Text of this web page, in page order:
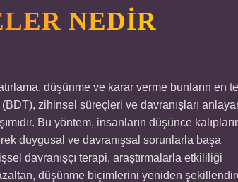
NEDIR
düşünme ve karar verme bunların en
zihinsel süreçleri ve davranışları
Bu yöntem, insanların düşünce
duygusal ve davranışsal sorunlarla başa
davranışçı terapi, araştırmalarla etkililiği
düşünme biçimlerini yeniden